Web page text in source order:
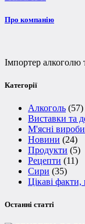
Про компанію
Імпортер алкоголю
Категорії
Алкоголь (57)
Виставки та
М'ясні вироби
Новини (24)
Продукти (5)
Рецепти (11)
Сири (35)
Цікаві факти,
Останні статті